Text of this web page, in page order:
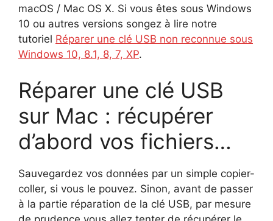
macOS / Mac OS X. Si vous êtes sous Windows
10 ou autres versions songez à lire notre
tutoriel Réparer une clé USB non reconnue sous
Windows 10, 8.1, 8, 7, XP.
Réparer une clé USB
sur Mac : récupérer
d’abord vos fichiers…
Sauvegardez vos données par un simple copier-
coller, si vous le pouvez. Sinon, avant de passer
à la partie réparation de la clé USB, par mesure